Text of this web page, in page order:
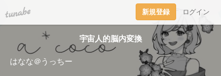
tuna.be 新規登録 ログイン
宇宙人的脳内変換
はなな＠うっちー